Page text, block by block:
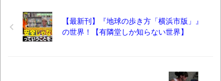
【最新刊】『地球の歩き方「横浜市版」』
の世界！【有隣堂しか知らない世界】